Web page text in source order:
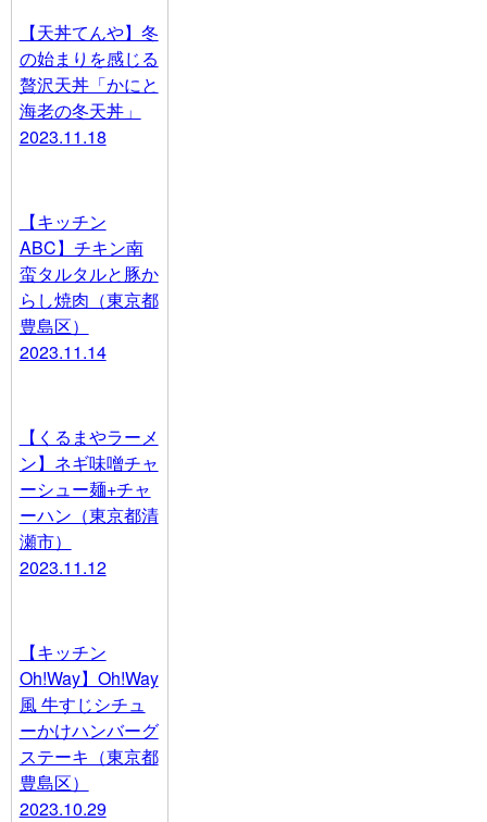
【天丼てんや】冬
の始まりを感じる
贅沢天丼「かにと
海老の冬天丼」
2023.11.18
【キッチン
ABC】チキン南
蛮タルタルと豚か
らし焼肉（東京都
豊島区）
2023.11.14
【くるまやラーメ
ン】ネギ味噌チャ
ーシュー麺+チャ
ーハン（東京都清
瀬市）
2023.11.12
【キッチン
Oh!Way】Oh!Way
風 牛すじシチュ
ーかけハンバーグ
ステーキ（東京都
豊島区）
2023.10.29